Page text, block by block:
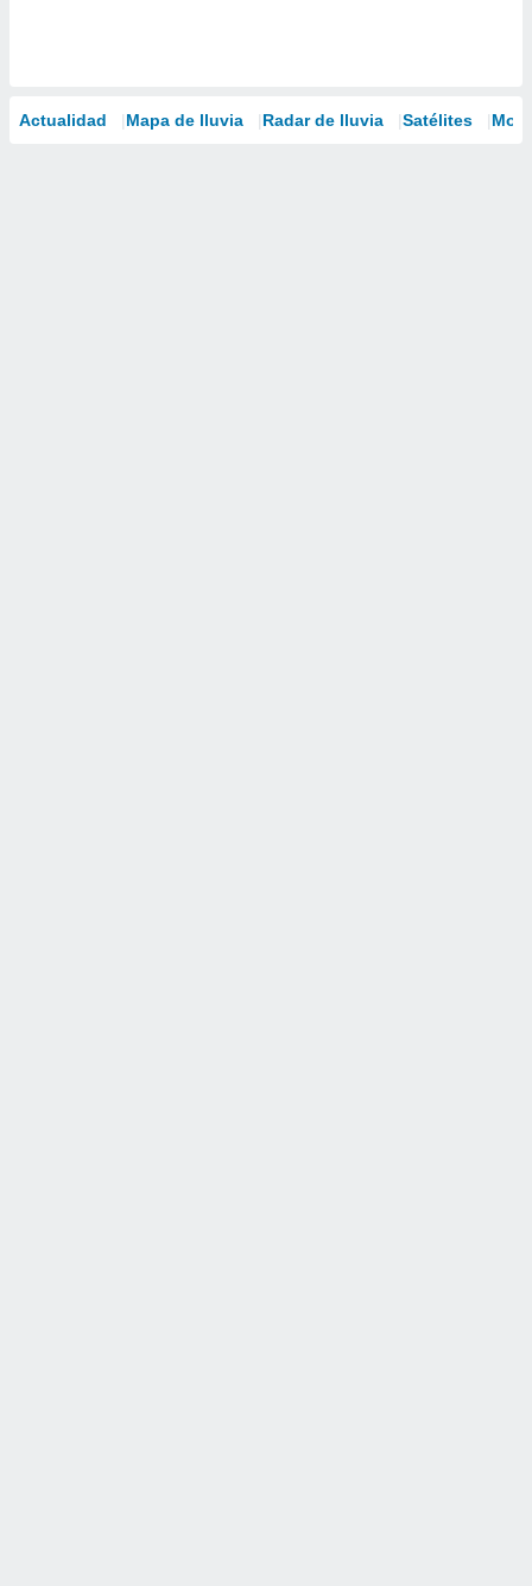
Actualidad Mapa de lluvia Radar de lluvia Satélites